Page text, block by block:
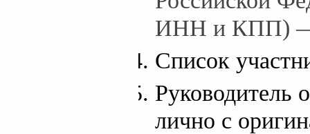
ИНН и КПП) —
Список
Руководитель
лично с